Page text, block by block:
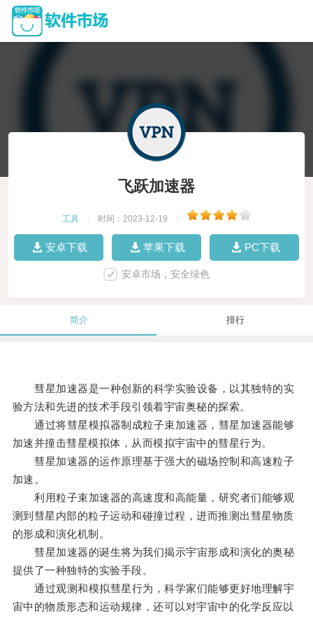
飞跃加速器
工具 时间：2023-12-19
安卓下载 苹果下载 PC下载
安卓市场，安全绿色
简介 排行
彗星加速器是一种创新的科学实验设备，以其独特的实
验方法和先进的技术手段引领着宇宙奥秘的探索。
通过将彗星模拟器制成粒子束加速器，彗星加速器能够
加速并撞击彗星模拟体，从而模拟宇宙中的彗星行为。
彗星加速器的运作原理基于强大的磁场控制和高速粒子
加速。
利用粒子束加速器的高速度和高能量，研究者们能够观
测到彗星内部的粒子运动和碰撞过程，进而推测出彗星物质
的形成和演化机制。
彗星加速器的诞生将为我们揭示宇宙形成和演化的奥秘
提供了一种独特的实验手段。
通过观测和模拟彗星行为，科学家们能够更好地理解宇
宙中的物质形态和运动规律，还可以对宇宙中的化学反应以